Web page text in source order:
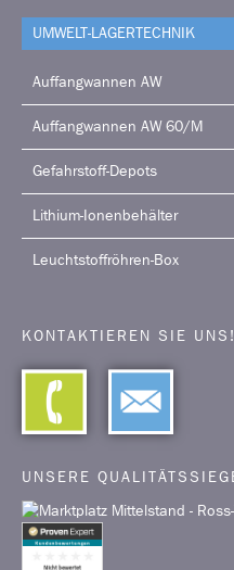
UMWELT-LAGERTECHNIK
Auffangwannen AW
Auffangwannen AW 60/M
Gefahrstoff-Depots
Lithium-Ionenbehälter
Leuchtstoffröhren-Box
KONTAKTIEREN SIE UNS!
UNSERE